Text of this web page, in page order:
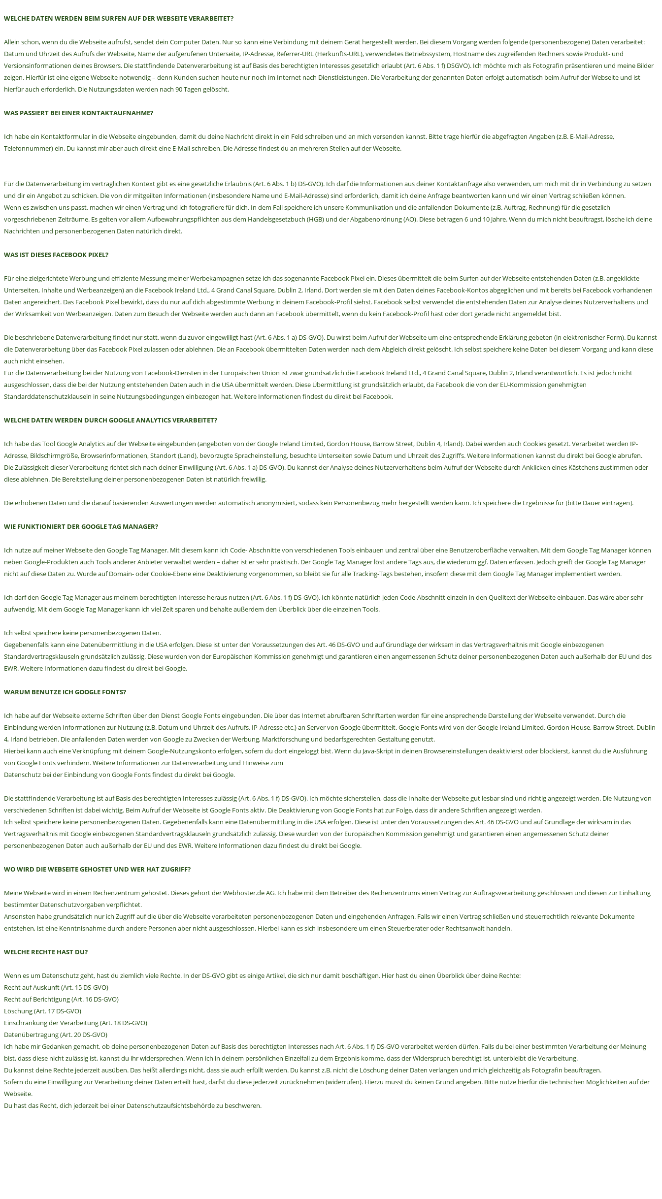
WELCHE DATEN WERDEN BEIM SURFEN AUF DER WEBSEITE VERARBEITET?
Allein schon, wenn du die Webseite aufrufst, sendet dein Computer Daten. Nur so kann eine Verbindung mit deinem Gerät hergestellt werden. Bei diesem Vorgang werden folgende (personenbezogene) Daten verarbeitet:
Datum und Uhrzeit des Aufrufs der Webseite, Name der aufgerufenen Unterseite, IP-Adresse, Referrer-URL (Herkunfts-URL), verwendetes Betriebssystem, Hostname des zugreifenden Rechners sowie Produkt- und
Versionsinformationen deines Browsers. Die stattfindende Datenverarbeitung ist auf Basis des berechtigten Interesses gesetzlich erlaubt (Art. 6 Abs. 1 f) DSGVO). Ich möchte mich als Fotografin präsentieren und meine Bilder
zeigen. Hierfür ist eine eigene Webseite notwendig – denn Kunden suchen heute nur noch im Internet nach Dienstleistungen. Die Verarbeitung der genannten Daten erfolgt automatisch beim Aufruf der Webseite und ist
hierfür auch erforderlich. Die Nutzungsdaten werden nach 90 Tagen gelöscht.
WAS PASSIERT BEI EINER KONTAKTAUFNAHME?
Ich habe ein Kontaktformular in die Webseite eingebunden, damit du deine Nachricht direkt in ein Feld schreiben und an mich versenden kannst. Bitte trage hierfür die abgefragten Angaben (z.B. E-Mail-Adresse,
Telefonnummer) ein. Du kannst mir aber auch direkt eine E-Mail schreiben. Die Adresse findest du an mehreren Stellen auf der Webseite.
Für die Datenverarbeitung im vertraglichen Kontext gibt es eine gesetzliche Erlaubnis (Art. 6 Abs. 1 b) DS-GVO). Ich darf die Informationen aus deiner Kontaktanfrage also verwenden, um mich mit dir in Verbindung zu setzen
und dir ein Angebot zu schicken. Die von dir mitgeilten Informationen (insbesondere Name und E-Mail-Adresse) sind erforderlich, damit ich deine Anfrage beantworten kann und wir einen Vertrag schließen können.
Wenn es zwischen uns passt, machen wir einen Vertrag und ich fotografiere für dich. In dem Fall speichere ich unsere Kommunikation und die anfallenden Dokumente (z.B. Auftrag, Rechnung) für die gesetzlich
vorgeschriebenen Zeiträume. Es gelten vor allem Aufbewahrungspflichten aus dem Handelsgesetzbuch (HGB) und der Abgabenordnung (AO). Diese betragen 6 und 10 Jahre. Wenn du mich nicht beauftragst, lösche ich deine
Nachrichten und personenbezogenen Daten natürlich direkt.
WAS IST DIESES FACEBOOK PIXEL?
Für eine zielgerichtete Werbung und effiziente Messung meiner Werbekampagnen setze ich das sogenannte Facebook Pixel ein. Dieses übermittelt die beim Surfen auf der Webseite entstehenden Daten (z.B. angeklickte
Unterseiten, Inhalte und Werbeanzeigen) an die Facebook Ireland Ltd., 4 Grand Canal Square, Dublin 2, Irland. Dort werden sie mit den Daten deines Facebook-Kontos abgeglichen und mit bereits bei Facebook vorhandenen
Daten angereichert. Das Facebook Pixel bewirkt, dass du nur auf dich abgestimmte Werbung in deinem Facebook-Profil siehst. Facebook selbst verwendet die entstehenden Daten zur Analyse deines Nutzerverhaltens und
der Wirksamkeit von Werbeanzeigen. Daten zum Besuch der Webseite werden auch dann an Facebook übermittelt, wenn du kein Facebook-Profil hast oder dort gerade nicht angemeldet bist.
Die beschriebene Datenverarbeitung findet nur statt, wenn du zuvor eingewilligt hast (Art. 6 Abs. 1 a) DS-GVO). Du wirst beim Aufruf der Webseite um eine entsprechende Erklärung gebeten (in elektronischer Form). Du kannst
die Datenverarbeitung über das Facebook Pixel zulassen oder ablehnen. Die an Facebook übermittelten Daten werden nach dem Abgleich direkt gelöscht. Ich selbst speichere keine Daten bei diesem Vorgang und kann diese
auch nicht einsehen.
Für die Datenverarbeitung bei der Nutzung von Facebook-Diensten in der Europäischen Union ist zwar grundsätzlich die Facebook Ireland Ltd., 4 Grand Canal Square, Dublin 2, Irland verantwortlich. Es ist jedoch nicht
ausgeschlossen, dass die bei der Nutzung entstehenden Daten auch in die USA übermittelt werden. Diese Übermittlung ist grundsätzlich erlaubt, da Facebook die von der EU-Kommission genehmigten
Standarddatenschutzklauseln in seine Nutzungsbedingungen einbezogen hat. Weitere Informationen findest du direkt bei Facebook.
WELCHE DATEN WERDEN DURCH GOOGLE ANALYTICS VERARBEITET?
Ich habe das Tool Google Analytics auf der Webseite eingebunden (angeboten von der Google Ireland Limited, Gordon House, Barrow Street, Dublin 4, Irland). Dabei werden auch Cookies gesetzt. Verarbeitet werden IP-
Adresse, Bildschirmgröße, Browserinformationen, Standort (Land), bevorzugte Spracheinstellung, besuchte Unterseiten sowie Datum und Uhrzeit des Zugriffs. Weitere Informationen kannst du direkt bei Google abrufen.
Die Zulässigkeit dieser Verarbeitung richtet sich nach deiner Einwilligung (Art. 6 Abs. 1 a) DS-GVO). Du kannst der Analyse deines Nutzerverhaltens beim Aufruf der Webseite durch Anklicken eines Kästchens zustimmen oder
diese ablehnen. Die Bereitstellung deiner personenbezogenen Daten ist natürlich freiwillig.
Die erhobenen Daten und die darauf basierenden Auswertungen werden automatisch anonymisiert, sodass kein Personenbezug mehr hergestellt werden kann. Ich speichere die Ergebnisse für [bitte Dauer eintragen].
WIE FUNKTIONIERT DER GOOGLE TAG MANAGER?
Ich nutze auf meiner Webseite den Google Tag Manager. Mit diesem kann ich Code- Abschnitte von verschiedenen Tools einbauen und zentral über eine Benutzeroberfläche verwalten. Mit dem Google Tag Manager können
neben Google-Produkten auch Tools anderer Anbieter verwaltet werden – daher ist er sehr praktisch. Der Google Tag Manager löst andere Tags aus, die wiederum ggf. Daten erfassen. Jedoch greift der Google Tag Manager
nicht auf diese Daten zu. Wurde auf Domain- oder Cookie-Ebene eine Deaktivierung vorgenommen, so bleibt sie für alle Tracking-Tags bestehen, insofern diese mit dem Google Tag Manager implementiert werden.
Ich darf den Google Tag Manager aus meinem berechtigten Interesse heraus nutzen (Art. 6 Abs. 1 f) DS-GVO). Ich könnte natürlich jeden Code-Abschnitt einzeln in den Quelltext der Webseite einbauen. Das wäre aber sehr
aufwendig. Mit dem Google Tag Manager kann ich viel Zeit sparen und behalte außerdem den Überblick über die einzelnen Tools.
Ich selbst speichere keine personenbezogenen Daten.
Gegebenenfalls kann eine Datenübermittlung in die USA erfolgen. Diese ist unter den Voraussetzungen des Art. 46 DS-GVO und auf Grundlage der wirksam in das Vertragsverhältnis mit Google einbezogenen
Standardvertragsklauseln grundsätzlich zulässig. Diese wurden von der Europäischen Kommission genehmigt und garantieren einen angemessenen Schutz deiner personenbezogenen Daten auch außerhalb der EU und des
EWR. Weitere Informationen dazu findest du direkt bei Google.
WARUM BENUTZE ICH GOOGLE FONTS?
Ich habe auf der Webseite externe Schriften über den Dienst Google Fonts eingebunden. Die über das Internet abrufbaren Schriftarten werden für eine ansprechende Darstellung der Webseite verwendet. Durch die
Einbindung werden Informationen zur Nutzung (z.B. Datum und Uhrzeit des Aufrufs, IP-Adresse etc.) an Server von Google übermittelt. Google Fonts wird von der Google Ireland Limited, Gordon House, Barrow Street, Dublin
4, Irland betrieben. Die anfallenden Daten werden von Google zu Zwecken der Werbung, Marktforschung und bedarfsgerechten Gestaltung genutzt.
Hierbei kann auch eine Verknüpfung mit deinem Google-Nutzungskonto erfolgen, sofern du dort eingeloggt bist. Wenn du Java-Skript in deinen Browsereinstellungen deaktivierst oder blockierst, kannst du die Ausführung
von Google Fonts verhindern. Weitere Informationen zur Datenverarbeitung und Hinweise zum
Datenschutz bei der Einbindung von Google Fonts findest du direkt bei Google.
Die stattfindende Verarbeitung ist auf Basis des berechtigten Interesses zulässig (Art. 6 Abs. 1 f) DS-GVO). Ich möchte sicherstellen, dass die Inhalte der Webseite gut lesbar sind und richtig angezeigt werden. Die Nutzung von
verschiedenen Schriften ist dabei wichtig. Beim Aufruf der Webseite ist Google Fonts aktiv. Die Deaktivierung von Google Fonts hat zur Folge, dass dir andere Schriften angezeigt werden.
Ich selbst speichere keine personenbezogenen Daten. Gegebenenfalls kann eine Datenübermittlung in die USA erfolgen. Diese ist unter den Voraussetzungen des Art. 46 DS-GVO und auf Grundlage der wirksam in das
Vertragsverhältnis mit Google einbezogenen Standardvertragsklauseln grundsätzlich zulässig. Diese wurden von der Europäischen Kommission genehmigt und garantieren einen angemessenen Schutz deiner
personenbezogenen Daten auch außerhalb der EU und des EWR. Weitere Informationen dazu findest du direkt bei Google.
WO WIRD DIE WEBSEITE GEHOSTET UND WER HAT ZUGRIFF?
Meine Webseite wird in einem Rechenzentrum gehostet. Dieses gehört der Webhoster.de AG. Ich habe mit dem Betreiber des Rechenzentrums einen Vertrag zur Auftragsverarbeitung geschlossen und diesen zur Einhaltung
bestimmter Datenschutzvorgaben verpflichtet.
Ansonsten habe grundsätzlich nur ich Zugriff auf die über die Webseite verarbeiteten personenbezogenen Daten und eingehenden Anfragen. Falls wir einen Vertrag schließen und steuerrechtlich relevante Dokumente
entstehen, ist eine Kenntnisnahme durch andere Personen aber nicht ausgeschlossen. Hierbei kann es sich insbesondere um einen Steuerberater oder Rechtsanwalt handeln.
WELCHE RECHTE HAST DU?
Wenn es um Datenschutz geht, hast du ziemlich viele Rechte. In der DS-GVO gibt es einige Artikel, die sich nur damit beschäftigen. Hier hast du einen Überblick über deine Rechte:
Recht auf Auskunft (Art. 15 DS-GVO)
Recht auf Berichtigung (Art. 16 DS-GVO)
Löschung (Art. 17 DS-GVO)
Einschränkung der Verarbeitung (Art. 18 DS-GVO)
Datenübertragung (Art. 20 DS-GVO)
Ich habe mir Gedanken gemacht, ob deine personenbezogenen Daten auf Basis des berechtigten Interesses nach Art. 6 Abs. 1 f) DS-GVO verarbeitet werden dürfen. Falls du bei einer bestimmten Verarbeitung der Meinung
bist, dass diese nicht zulässig ist, kannst du ihr widersprechen. Wenn ich in deinem persönlichen Einzelfall zu dem Ergebnis komme, dass der Widerspruch berechtigt ist, unterbleibt die Verarbeitung.
Du kannst deine Rechte jederzeit ausüben. Das heißt allerdings nicht, dass sie auch erfüllt werden. Du kannst z.B. nicht die Löschung deiner Daten verlangen und mich gleichzeitig als Fotografin beauftragen.
Sofern du eine Einwilligung zur Verarbeitung deiner Daten erteilt hast, darfst du diese jederzeit zurücknehmen (widerrufen). Hierzu musst du keinen Grund angeben. Bitte nutze hierfür die technischen Möglichkeiten auf der
Webseite.
Du hast das Recht, dich jederzeit bei einer Datenschutzaufsichtsbehörde zu beschweren.